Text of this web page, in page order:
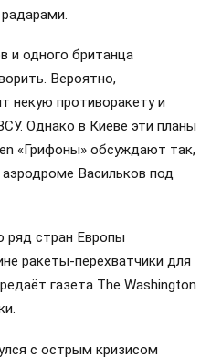
и одного британца
Вероятно,
некую противоракету и
Однако в Киеве эти планы
«Грифоны» обсуждают так,
Васильков под
ряд стран Европы
ракеты-перехватчики для
газета The Washington
с острым кризисом